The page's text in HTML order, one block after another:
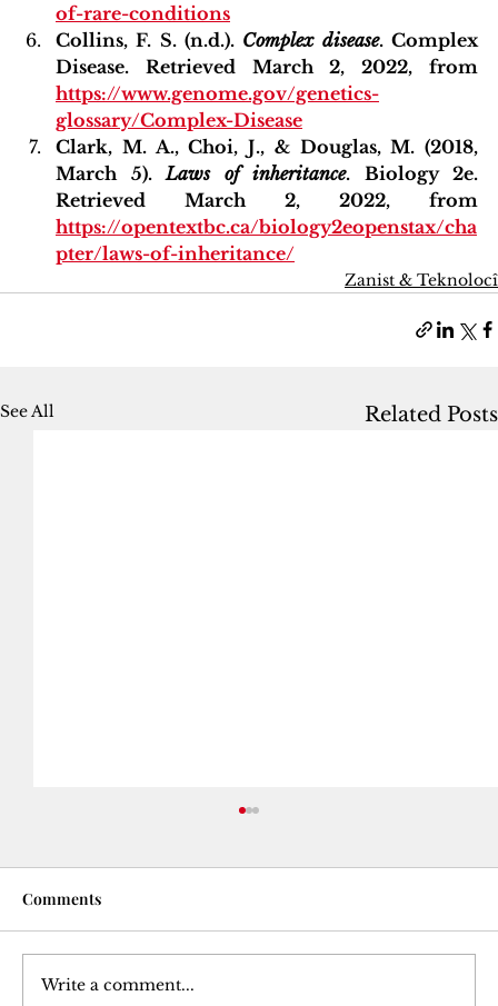
of-rare-conditions
Collins, F. S. (n.d.). Complex disease. Complex
https://www.genome.gov/genetics-
glossary/Complex-Disease
Clark, M. A., Choi, J., & Douglas, M. (2018,
March 5). Laws of inheritance. Biology 2e.
Retrieved March 2, 2022, from
https://opentextbc.ca/biology2eopenstax/cha
pter/laws-of-inheritance/
Zanist & Teknolocî
Related Posts
See All
Comments
Write a comment...